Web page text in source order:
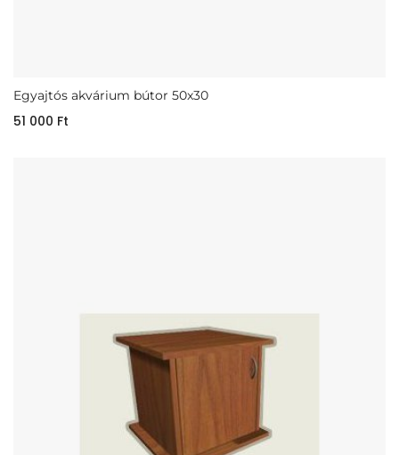
Egyajtós akvárium bútor 50x30
51 000 Ft